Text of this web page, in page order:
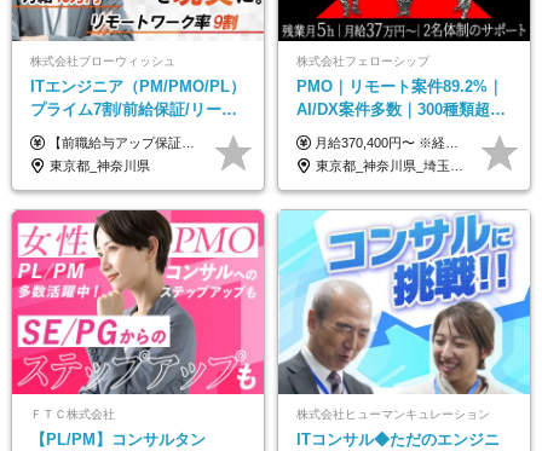
株式会社ブローウィッシュ
ITエンジニア（PM/PMO/PL）
プライム7割/前給保証/リーダ
ー経験不問/30、40代活躍中/
リモート9割
【前職給与アップ保証あり！ゆくゆくは年収800万以上も可能】 月給45万円～＋インセンティブ ※経験や適性を考慮の上、相談し決定します ※上記には固定残業代（20時間分/4万円～）が含まれます ※20時間を超過した場合は別途全額支給します ※試用期間（3ヶ月間）あり。給与・待遇に差異はございません それはより高度な案件にアサイン＆ 還元率が平均より高めのため、 これまでの給与から大幅にアップする人もいます。
東京都_神奈川県
株式会社フェローシップ
PMO｜リモート案件89.2%｜
AI/DX案件多数｜300種類超の
資格取得支援有｜月給37万円
～
月給370,400円〜 ※経験やスキルを考慮し、決定いたします ※上記金額には固定残業代（30時間分/70,400円～）を含みます。超過分は別途全額支給いたします ※試用期間6カ月あり（期間中の給与・待遇に差異はありません） ★想定年収4,444,800円～ ★50万円～300万円の年収UP事例があります！
東京都_神奈川県_埼玉県_千葉県
ＦＴＣ株式会社
【PL/PM】コンサルタン
株式会社ヒューマンキュレーション
ITコンサル◆ただのエンジニ